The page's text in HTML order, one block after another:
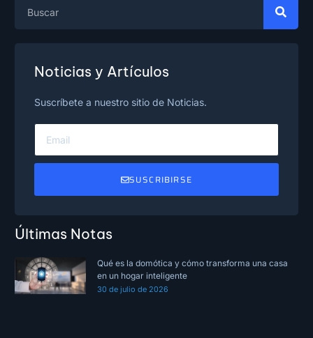
Noticias y Artículos
Suscríbete a nuestro sitio de Noticias.
SUSCRIBIRSE
Últimas Notas
Qué es la domótica y cómo transforma una casa
en un hogar inteligente
30 de julio de 2026